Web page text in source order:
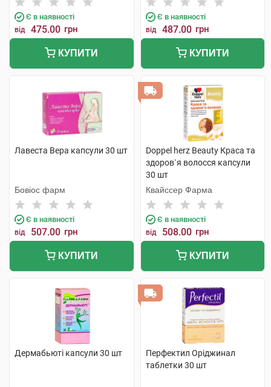
Є в наявності
від 475.00 грн
КУПИТИ
Є в наявності
від 487.00 грн
КУПИТИ
Лавеста Вера капсули 30 шт
Бовіос фарм
Є в наявності
від 507.00 грн
КУПИТИ
Doppel herz Beauty Краса та
здоров`я волосся капсули
30 шт
Квайссер Фарма
Є в наявності
від 508.00 грн
КУПИТИ
Дермабьюті капсули 30 шт
Перфектил Оріджинал
таблетки 30 шт